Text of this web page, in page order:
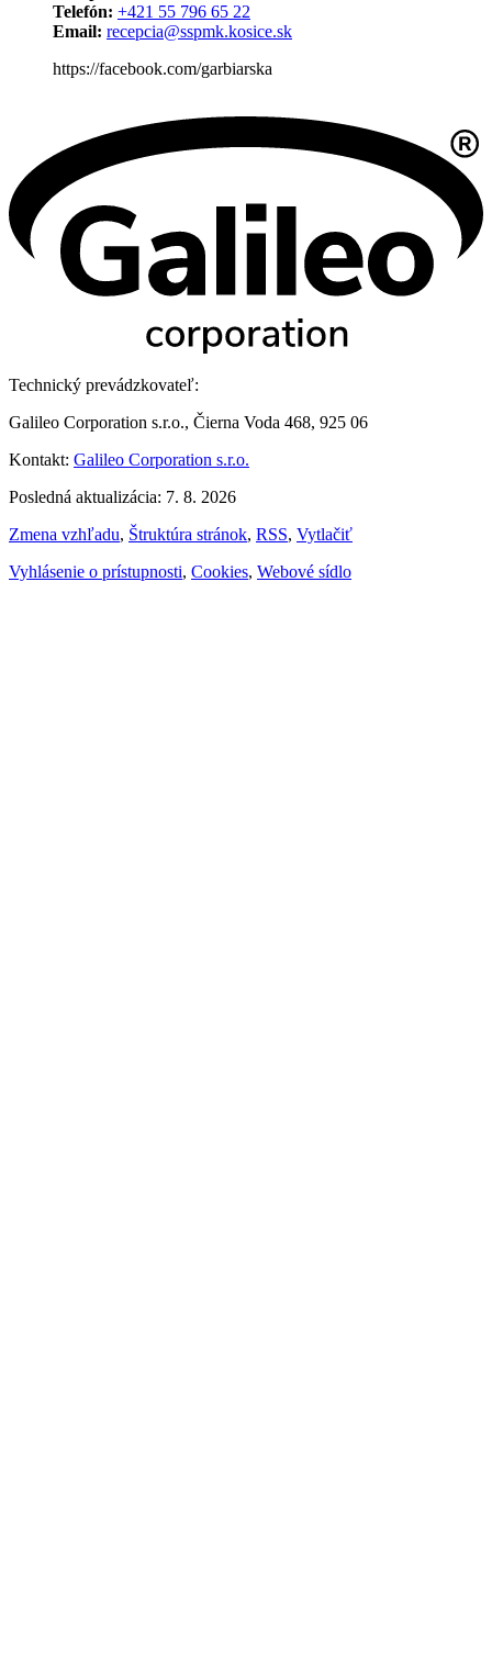
Telefón: +421 55 796 65 22
Email: recepcia@sspmk.kosice.sk
https://facebook.com/garbiarska
Technický prevádzkovateľ:
Galileo Corporation s.r.o., Čierna Voda 468, 925 06
Kontakt: Galileo Corporation s.r.o.
Posledná aktualizácia: 7. 8. 2026
Zmena vzhľadu, Štruktúra stránok, RSS, Vytlačiť
Vyhlásenie o prístupnosti, Cookies, Webové sídlo